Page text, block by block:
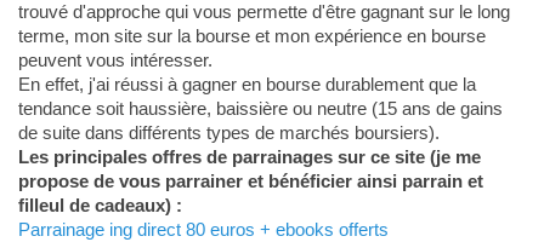
trouvé d'approche qui vous permette d'être gagnant sur le long
terme, mon site sur la bourse et mon expérience en bourse
peuvent vous intéresser.
En effet, j'ai réussi à gagner en bourse durablement que la
tendance soit haussière, baissière ou neutre (15 ans de gains
de suite dans différents types de marchés boursiers).
Les principales offres de parrainages sur ce site (je me
propose de vous parrainer et bénéficier ainsi parrain et
filleul de cadeaux) :
Parrainage ing direct 80 euros + ebooks offerts